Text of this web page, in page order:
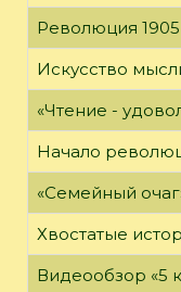
Революция
Искусство
«Чтение -
Начало
«Семейный
Хвостатые
Видеообзор «5